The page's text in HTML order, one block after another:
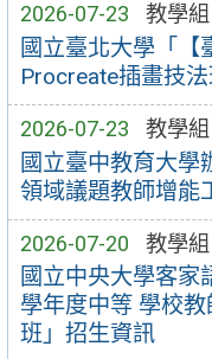
2026-07-23 教學組
國立臺北大學「【
Procreate插畫技
2026-07-23 教學組
國立臺中教育大學
領域議題教師增能
2026-07-20 教學組
國立中央大學客家
學年度中等 學校
班」招生資訊